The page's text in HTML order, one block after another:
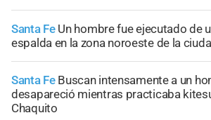
Santa Fe Un hombre fue ejecutado de
espalda en la zona noroeste de la
Santa Fe Buscan intensamente a un
desapareció mientras practicaba
Chaquito